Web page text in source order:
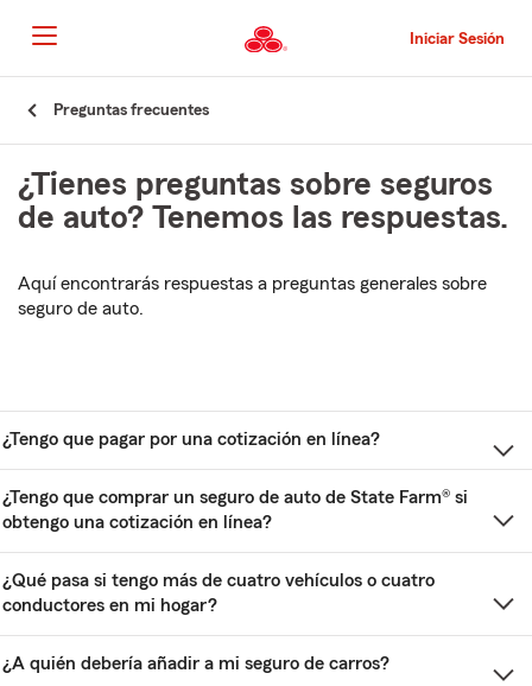
al
contenido
principal
Iniciar Sesión
Comienzo
principal
Preguntas frecuentes
¿Tienes preguntas sobre seguros
de auto? Tenemos las respuestas.
Aquí encontrarás respuestas a preguntas generales sobre
seguro de auto.
¿Tengo que pagar por una cotización en línea?
¿Tengo que comprar un seguro de auto de State Farm® si
obtengo una cotización en línea?
¿Qué pasa si tengo más de cuatro vehículos o cuatro
conductores en mi hogar?
¿A quién debería añadir a mi seguro de carros?